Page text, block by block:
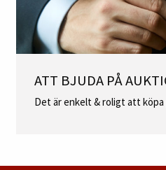
ATT BJUDA PÅ
Det är enkelt & roligt att köpa